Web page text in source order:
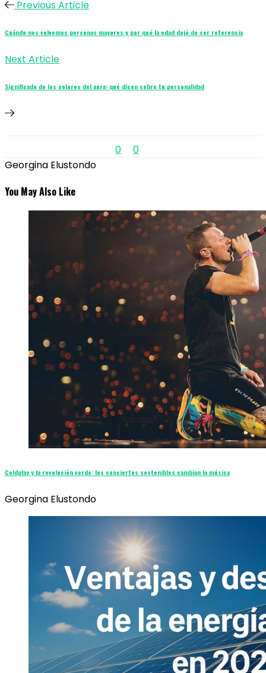
Previous Article
Cuándo nos volvemos personas mayores y por qué la edad dejó de ser referencia
Next Article
Significado de los colores del aura: qué dicen sobre tu personalidad
0
0
Georgina Elustondo
You May Also Like
Coldplay y la revolución verde: los conciertos sostenibles cambian la música
Georgina Elustondo